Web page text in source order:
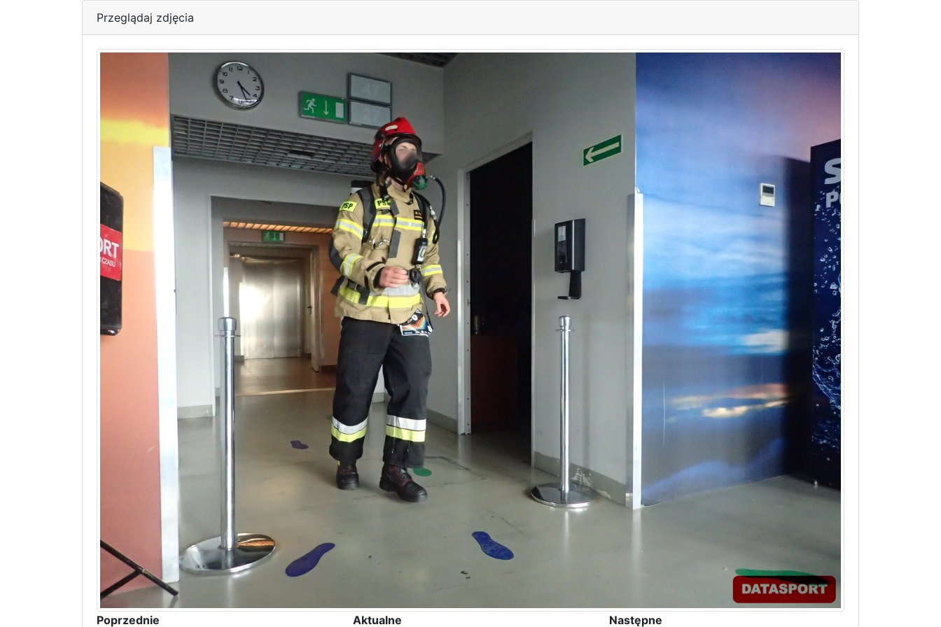
Przeglądaj zdjęcia
Poprzednie Aktualne Następne